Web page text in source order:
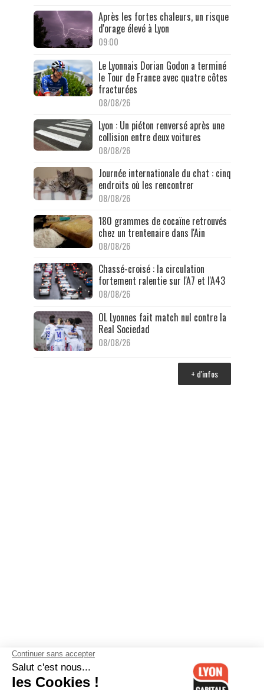
Après les fortes chaleurs, un risque
d'orage élevé à Lyon
09:00
Le Lyonnais Dorian Godon a terminé
le Tour de France avec quatre côtes
fracturées
08/08/26
Lyon : Un piéton renversé après une
collision entre deux voitures
08/08/26
Journée internationale du chat : cinq
endroits où les rencontrer
08/08/26
180 grammes de cocaïne retrouvés
chez un trentenaire dans l'Ain
08/08/26
Chassé-croisé : la circulation
fortement ralentie sur l'A7 et l'A43
08/08/26
OL Lyonnes fait match nul contre la
Real Sociedad
08/08/26
+ d'infos